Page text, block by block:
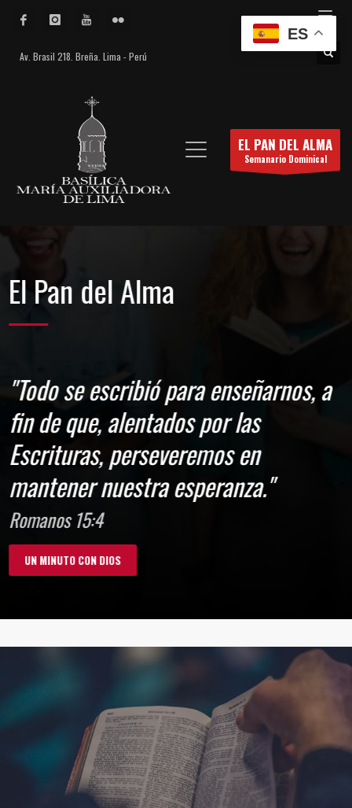
Av. Brasil 218. Breña. Lima - Perú
EL PAN DEL ALMA
Semanario Dominical
El Pan del Alma
"Todo se escribió para enseñarnos, a
fin de que, alentados por las
Escrituras, perseveremos en
mantener nuestra esperanza."
Romanos 15:4
UN MINUTO CON DIOS
ES